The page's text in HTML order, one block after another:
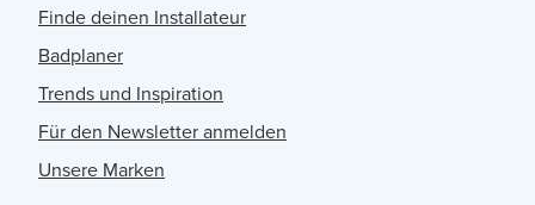
Finde deinen Installateur
Badplaner
Trends und Inspiration
Für den Newsletter anmelden
Unsere Marken